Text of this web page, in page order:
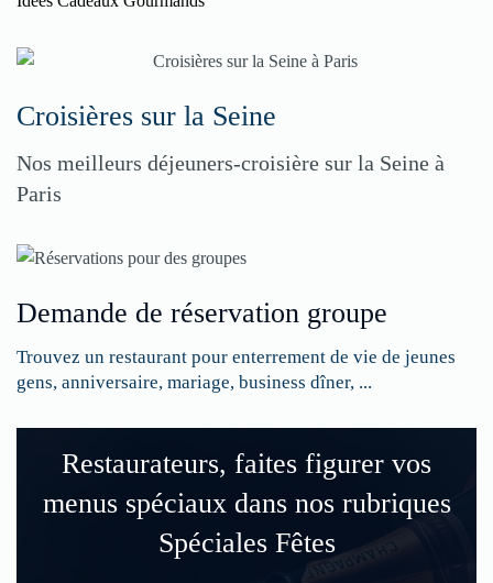
Croisières sur la Seine
Nos meilleurs déjeuners-croisière sur la Seine à
Paris
Demande de réservation groupe
Trouvez un restaurant pour enterrement de vie de jeunes
gens, anniversaire, mariage, business dîner, ...
Restaurateurs, faites figurer vos
menus spéciaux dans nos rubriques
Spéciales Fêtes